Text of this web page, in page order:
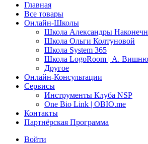
Главная
Все товары
Онлайн-Школы
Школа Александры
Школа Ольги Колтуновой
Школа System 365
Школа LogoRoom | А.
Другое
Онлайн-Консультации
Сервисы
Инструменты Клуба NSP
One Bio Link | OBIO.me
Контакты
Партнёрская Программа
Войти